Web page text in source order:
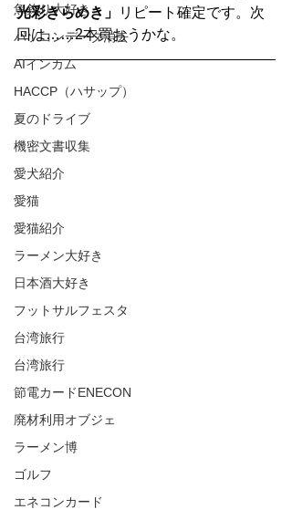
魚釣り大好き
パソコンデータ消去
AIインカム
HACCP（ハサップ）
夏のドライブ
機密文書収集
愛犬紹介
愛猫
愛猫紹介
ラーメン大好き
日本酒大好き
フットサルフェスタ
台湾旅行
台湾旅行
節電カードENECON
廃材利用オブジェ
ラーメン博
ゴルフ
エネコンカード
光彩きらめき」
リピート確定です。次
回は……2本買おうかな。